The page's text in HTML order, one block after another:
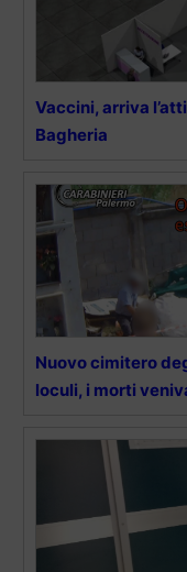
Vaccini, arriva
Bagheria
Nuovo cimitero
loculi, i morti